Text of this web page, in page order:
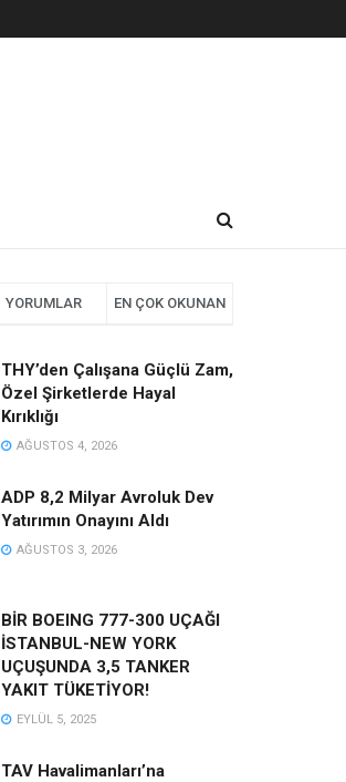
YORUMLAR EN ÇOK OKUNAN
THY’den Çalışana Güçlü Zam,
Özel Şirketlerde Hayal
Kırıklığı
AĞUSTOS 4, 2026
ADP 8,2 Milyar Avroluk Dev
Yatırımın Onayını Aldı
AĞUSTOS 3, 2026
BİR BOEING 777-300 UÇAĞI
İSTANBUL-NEW YORK
UÇUŞUNDA 3,5 TANKER
YAKIT TÜKETİYOR!
EYLÜL 5, 2025
TAV Havalimanları’na